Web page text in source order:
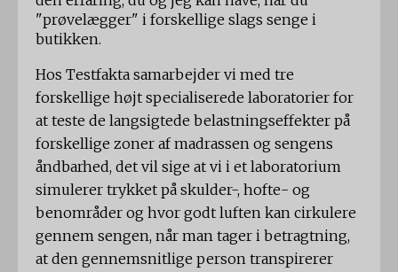
"prøvelægger" i forskellige slags senge i
butikken.
Hos Testfakta samarbejder vi med tre
forskellige højt specialiserede laboratorier for
at teste de langsigtede belastningseffekter på
forskellige zoner af madrassen og sengens
åndbarhed, det vil sige at vi i et laboratorium
simulerer trykket på skulder-, hofte- og
benområder og hvor godt luften kan cirkulere
gennem sengen, når man tager i betragtning,
at den gennemsnitlige person transpirerer